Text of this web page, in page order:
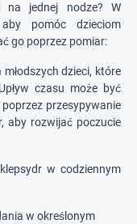
na jednej nodze? W
pomóc dzieciom
go poprzez pomiar:
dzieci, które
czasu może być
przesypywanie
aby rozwijać poczucie
w codziennym
w określonym